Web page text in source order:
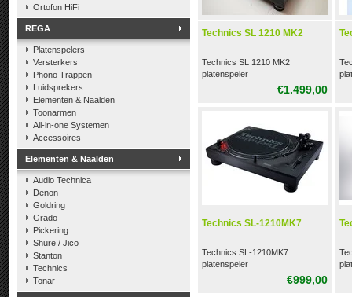
Ortofon HiFi
REGA
Platenspelers
Versterkers
Phono Trappen
Luidsprekers
Elementen & Naalden
Toonarmen
All-in-one Systemen
Accessoires
Elementen & Naalden
Audio Technica
Denon
Goldring
Grado
Pickering
Shure / Jico
Stanton
Technics
Tonar
Technics SL 1210 MK2
Technics SL 1210 MK2
platenspeler
€1.499,00
Technics SL-1210MK7
Technics SL-1210MK7
platenspeler
€999,00